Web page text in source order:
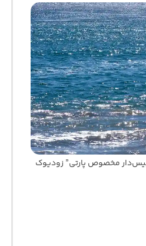
مخصوص پارتی” زودیوک